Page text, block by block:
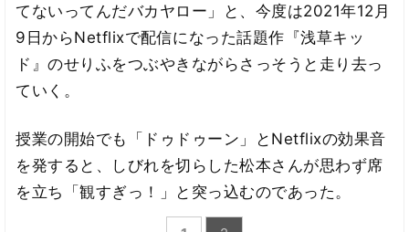
てないってんだバカヤロー」と、今度は2021年12月
9日からNetflixで配信になった話題作『浅草キッ
ド』のせりふをつぶやきながらさっそうと走り去っ
ていく。
授業の開始でも「ドゥドゥーン」とNetflixの効果音
を発すると、しびれを切らした松本さんが思わず席
を立ち「観すぎっ！」と突っ込むのであった。